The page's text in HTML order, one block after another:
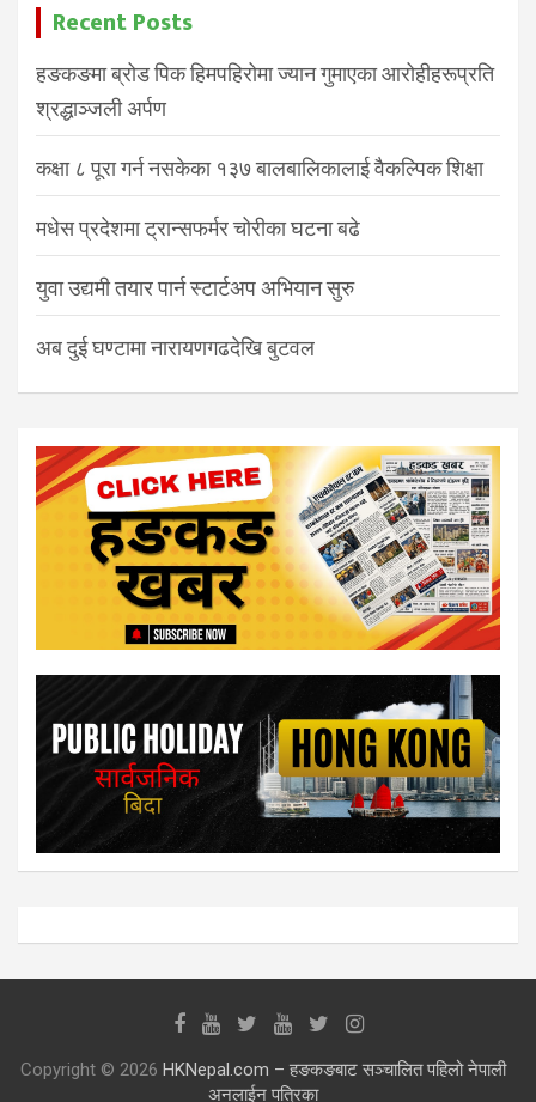
Recent Posts
हङकङमा ब्रोड पिक हिमपहिरोमा ज्यान गुमाएका आरोहीहरूप्रति
श्रद्धाञ्जली अर्पण
कक्षा ८ पूरा गर्न नसकेका १३७ बालबालिकालाई वैकल्पिक शिक्षा
मधेस प्रदेशमा ट्रान्सफर्मर चोरीका घटना बढे
युवा उद्यमी तयार पार्न स्टार्टअप अभियान सुरु
अब दुई घण्टामा नारायणगढदेखि बुटवल
Copyright © 2026 HKNepal.com – हङकङबाट सञ्चालित पहिलो नेपाली
अनलाईन पत्रिका